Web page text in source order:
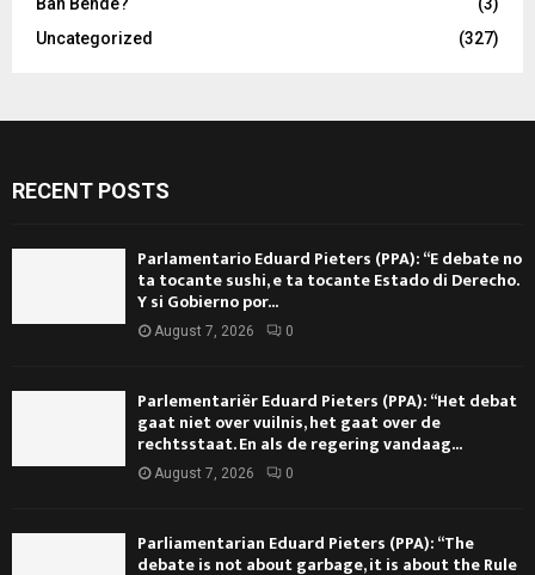
Uncategorized
(327)
RECENT POSTS
Parlamentario Eduard Pieters (PPA): “E debate no
ta tocante sushi, e ta tocante Estado di Derecho.
Y si Gobierno por...
August 7, 2026 0
Parlementariër Eduard Pieters (PPA): “Het debat
gaat niet over vuilnis, het gaat over de
rechtsstaat. En als de regering vandaag...
August 7, 2026 0
Parliamentarian Eduard Pieters (PPA): “The
debate is not about garbage, it is about the Rule